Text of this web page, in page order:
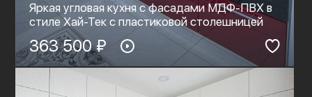
Яркая угловая кухня с фасадами МДФ-ПВХ в
стиле Хай-Тек с пластиковой столешницей
363 500 ₽